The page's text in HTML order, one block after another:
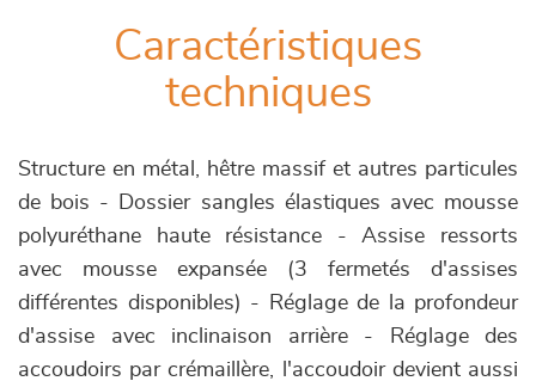
Caractéristiques
techniques
Structure en métal, hêtre massif et autres particules
de bois - Dossier sangles élastiques avec mousse
polyuréthane haute résistance - Assise ressorts
avec mousse expansée (3 fermetés d'assises
différentes disponibles) - Réglage de la profondeur
d'assise avec inclinaison arrière - Réglage des
accoudoirs par crémaillère, l'accoudoir devient aussi